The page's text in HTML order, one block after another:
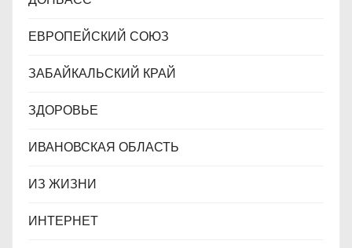
ЕВРОПЕЙСКИЙ СОЮЗ
ЗАБАЙКАЛЬСКИЙ КРАЙ
ЗДОРОВЬЕ
ИВАНОВСКАЯ ОБЛАСТЬ
ИЗ ЖИЗНИ
ИНТЕРНЕТ